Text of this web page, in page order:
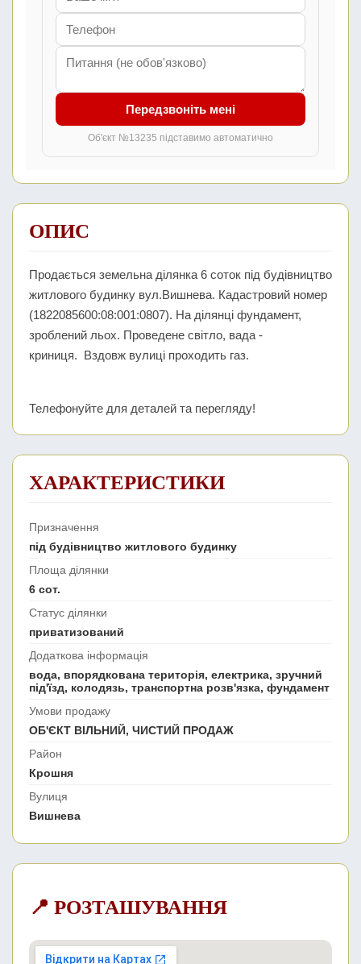
Передзвоніть мені
Об'єкт №13235 підставимо автоматично
ОПИС
Продається земельна ділянка 6 соток під будівництво
житлового будинку вул.Вишнева. Кадастровий номер
(1822085600:08:001:0807). На ділянці фундамент,
зроблений льох. Проведене світло, вада -
криниця. Вздовж вулиці проходить газ.
Телефонуйте для деталей та перегляду!
ХАРАКТЕРИСТИКИ
Призначення
під будівництво житлового будинку
Площа ділянки
6 сот.
Статус ділянки
приватизований
Додаткова інформація
вода, впорядкована територія, електрика, зручний
під'їзд, колодязь, транспортна розв'язка, фундамент
Умови продажу
ОБ'ЄКТ ВІЛЬНИЙ, ЧИСТИЙ ПРОДАЖ
Район
Крошня
Вулиця
Вишнева
📍 РОЗТАШУВАННЯ